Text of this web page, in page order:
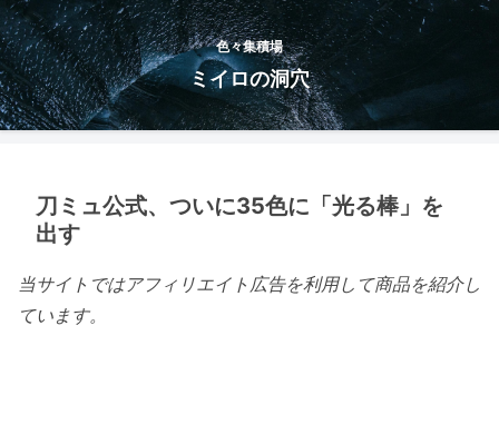
色々集積場
ミイロの洞穴
刀ミュ公式、ついに35色に「光る棒」を
出す
当サイトではアフィリエイト広告を利用して商品を紹介し
ています。